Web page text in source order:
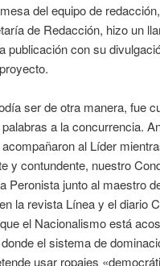
del equipo de
de Redacción, hizo un
publicación con su
ser de otra manera, fue
a la concurrencia.
al Líder
y contundente, nuestro
Peronista junto al maestro
la revista Línea y el diario
el Nacionalismo está
el sistema de
usar ropajes